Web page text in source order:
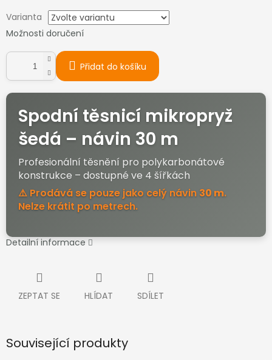
Varianta
Možnosti doručení
Přidat do košíku
Spodní těsnicí mikropryž
šedá – návin 30 m
Profesionální těsnění pro polykarbonátové
konstrukce – dostupné ve 4 šířkách
⚠️ Prodává se pouze jako celý návin 30 m.
Nelze krátit po metrech.
Detailní informace
ZEPTAT SE HLÍDAT SDÍLET
Související produkty